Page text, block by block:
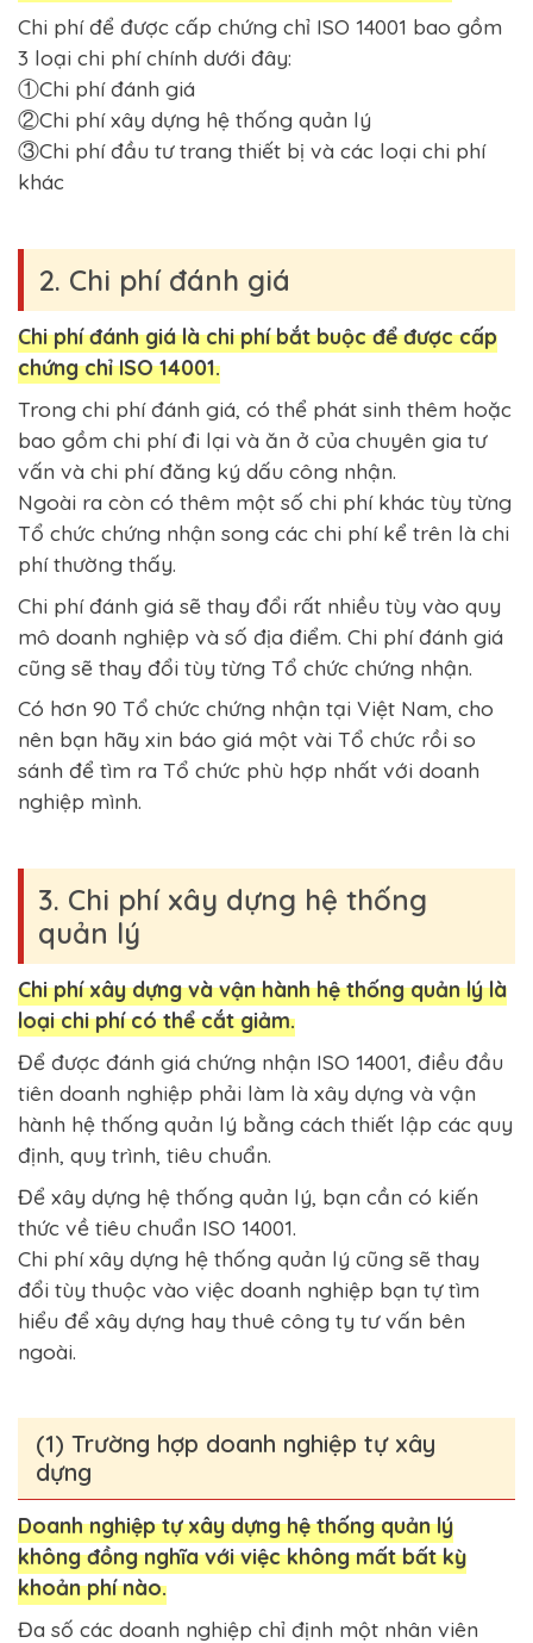
Chi phí để được cấp chứng chỉ ISO 14001 bao gồm
3 loại chi phí chính dưới đây:
①Chi phí đánh giá
②Chi phí xây dựng hệ thống quản lý
③Chi phí đầu tư trang thiết bị và các loại chi phí
khác
2. Chi phí đánh giá
Chi phí đánh giá là chi phí bắt buộc để được cấp
chứng chỉ ISO 14001.
Trong chi phí đánh giá, có thể phát sinh thêm hoặc
bao gồm chi phí đi lại và ăn ở của chuyên gia tư
vấn và chi phí đăng ký dấu công nhận.
Ngoài ra còn có thêm một số chi phí khác tùy từng
Tổ chức chứng nhận song các chi phí kể trên là chi
phí thường thấy.
Chi phí đánh giá sẽ thay đổi rất nhiều tùy vào quy
mô doanh nghiệp và số địa điểm. Chi phí đánh giá
cũng sẽ thay đổi tùy từng Tổ chức chứng nhận.
Có hơn 90 Tổ chức chứng nhận tại Việt Nam, cho
nên bạn hãy xin báo giá một vài Tổ chức rồi so
sánh để tìm ra Tổ chức phù hợp nhất với doanh
nghiệp mình.
3. Chi phí xây dựng hệ thống
quản lý
Chi phí xây dựng và vận hành hệ thống quản lý là
loại chi phí có thể cắt giảm.
Để được đánh giá chứng nhận ISO 14001, điều đầu
tiên doanh nghiệp phải làm là xây dựng và vận
hành hệ thống quản lý bằng cách thiết lập các quy
định, quy trình, tiêu chuẩn.
Để xây dựng hệ thống quản lý, bạn cần có kiến
thức về tiêu chuẩn ISO 14001.
Chi phí xây dựng hệ thống quản lý cũng sẽ thay
đổi tùy thuộc vào việc doanh nghiệp bạn tự tìm
hiểu để xây dựng hay thuê công ty tư vấn bên
ngoài.
(1) Trường hợp doanh nghiệp tự xây
dựng
Doanh nghiệp tự xây dựng hệ thống quản lý
không đồng nghĩa với việc không mất bất kỳ
khoản phí nào.
Đa số các doanh nghiệp chỉ định một nhân viên